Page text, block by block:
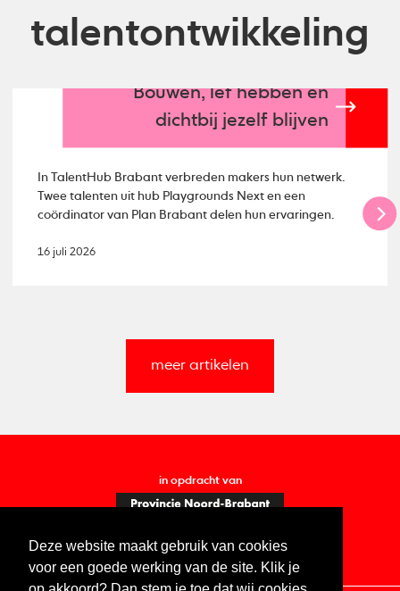
Deze website maakt gebruik van cookies
voor een goede werking van de site. Klik je
talentontwikkeling
Bouwen, lef hebben en
dichtbij jezelf blijven
In TalentHub Brabant verbreden makers hun netwerk.
Twee talenten uit hub Playgrounds Next en een
coördinator van Plan Brabant delen hun ervaringen.
16 juli 2026
meer artikelen
in opdracht van